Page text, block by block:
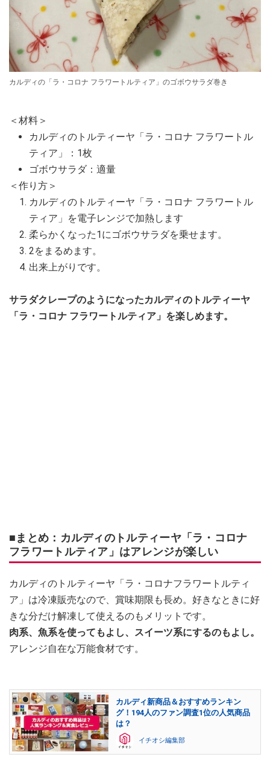
カルディの「ラ・コロナ フラワートルティア」のゴボウサラダ巻き
＜材料＞
カルディのトルティーヤ「ラ・コロナ フラワートル
ティア」：1枚
ゴボウサラダ：適量
＜作り方＞
カルディのトルティーヤ「ラ・コロナ フラワートル
ティア」を電子レンジで加熱します
柔らかくなった1にゴボウサラダを乗せます。
2をまるめます。
出来上がりです。
サラダクレープのようになったカルディのトルティーヤ
「ラ・コロナ フラワートルティア」を楽しめます。
■まとめ：カルディのトルティーヤ「ラ・コロナ
フラワートルティア」はアレンジが楽しい
カルディのトルティーヤ「ラ・コロナフラワートルティ
ア」は冷凍販売なので、賞味期限も長め。好きなときに好
きな分だけ解凍して使えるのもメリットです。
肉系、魚系を使ってもよし、スイーツ系にするのもよし。
アレンジ自在な万能食材です。
カルディ新商品＆おすすめランキン
グ！194人のファン調査1位の人気商品
は？
イチオシ編集部